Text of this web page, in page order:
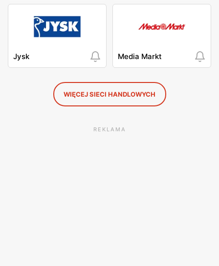
Jysk Media Markt
WIĘCEJ SIECI HANDLOWYCH
REKLAMA